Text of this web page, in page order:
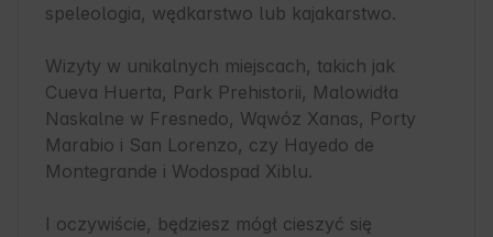
speleologia, wędkarstwo lub kajakarstwo.
Wizyty w unikalnych miejscach, takich jak
Cueva Huerta, Park Prehistorii, Malowidła
Naskalne w Fresnedo, Wąwóz Xanas, Porty
Marabio i San Lorenzo, czy Hayedo de
Montegrande i Wodospad Xiblu.
I oczywiście, będziesz mógł cieszyć się